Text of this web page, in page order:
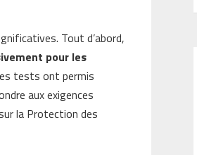
Tout d’abord,
pour les
tests ont permis
aux exigences
la Protection des